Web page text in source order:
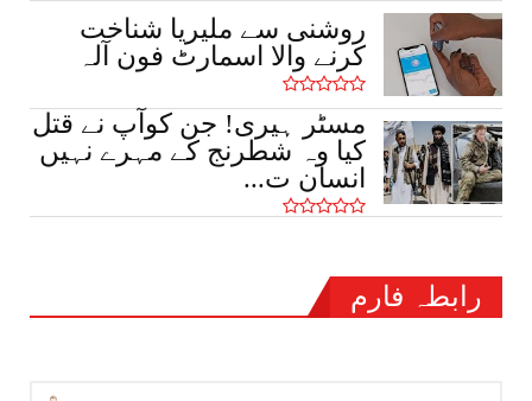
روشنی سے ملیریا شناخت
کرنے والا اسمارٹ فون آلہ
مسٹر ہیری! جن کوآپ نے قتل
کیا وہ شطرنج کے مہرے نہیں
انسان ت...
رابطہ فارم